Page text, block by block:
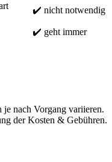
✔️ nicht notwendig
✔️ geht immer
nach Vorgang variieren.
der Kosten & Gebühren.